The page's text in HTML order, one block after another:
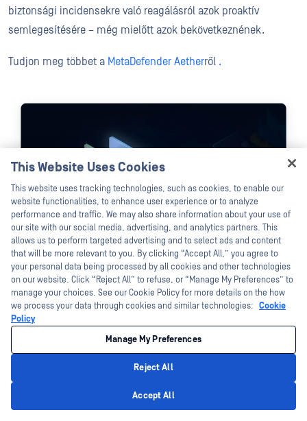
biztonsági incidensekre való reagálásról azok proaktív
semlegesítésére – még mielőtt azok bekövetkeznének.
Tudjon meg többet a MetaDefender Aetherről .
Fedezze fel az OPSWAT
This Website Uses Cookies
This website uses tracking technologies, such as cookies, to enable our
website functionalities, to enhance user experience or to analyze
performance and traffic. We may also share information about your use of
our site with our social media, advertising, and analytics partners. This
allows us to perform targeted advertising and to select ads and content
that will be more relevant to you. By clicking “Accept All,” you agree to
your personal data being processed by all cookies and other technologies
on our website. Click “Reject All” to refuse, or “Manage My Preferences” to
manage your choices. See our Cookie Policy for more details on the how
we process your data through cookies and similar technologies: Cookie
Policy
Manage My Preferences
Reject All
Accept All
Hey there!
I'm Ozzy, your OPSWAT virtual assistant.
How can I help you secure what's critical
today?